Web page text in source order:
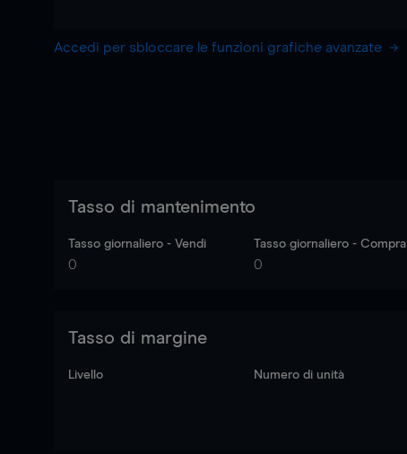
Accedi per sbloccare le funzioni grafiche avanzate
Tasso di mantenimento
Tasso giornaliero - Vendi
0
Tasso giornaliero - Compra
0
Tasso di margine
Livello Numero di unità